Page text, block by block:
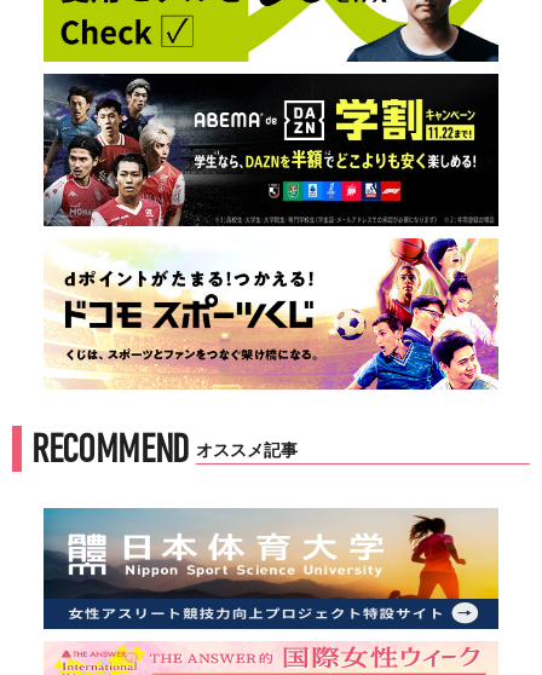
RECOMMEND オススメ記事